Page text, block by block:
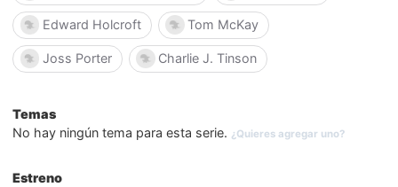
Edward Holcroft Tom McKay
Joss Porter Charlie J. Tinson
Temas
No hay ningún tema para esta serie. ¿Quieres agregar uno?
Estreno